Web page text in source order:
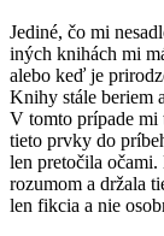
Jediné, čo mi
iných knihách mi
alebo keď je
Knihy stále beriem
V tomto prípade mi
tieto prvky do
len pretočila
rozumom a držala
len fikcia a nie